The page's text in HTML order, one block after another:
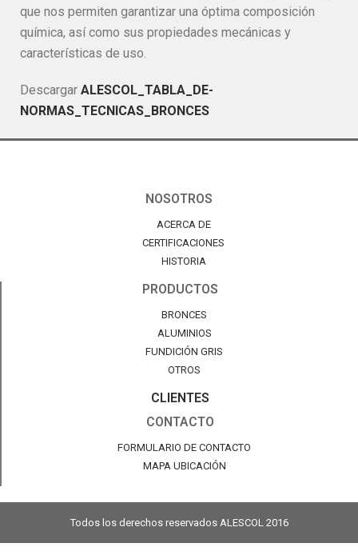
que nos permiten garantizar una óptima composición
química, así como sus propiedades mecánicas y
características de uso.
Descargar ALESCOL_TABLA_DE-
NORMAS_TECNICAS_BRONCES
NOSOTROS
ACERCA DE
CERTIFICACIONES
HISTORIA
PRODUCTOS
BRONCES
ALUMINIOS
FUNDICIÓN GRIS
OTROS
CLIENTES
CONTACTO
FORMULARIO DE CONTACTO
MAPA UBICACIÓN
Todos los derechos reservados ALESCOL 2016